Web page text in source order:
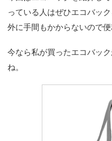
っている人はぜひエコバッ
外に手間もかからないので便
今なら私が買ったエコバッ
ね。